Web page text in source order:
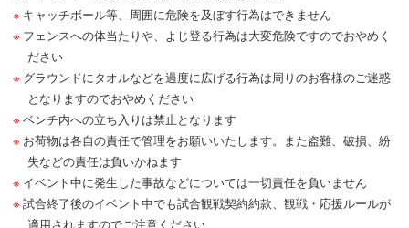
キャッチボール等、周囲に危険を及ぼす行為はできません
フェンスへの体当たりや、よじ登る行為は大変危険ですのでおやめく
ださい
グラウンドにタオルなどを過度に広げる行為は周りのお客様のご迷惑
となりますのでおやめください
ベンチ内への立ち入りは禁止となります
お荷物は各自の責任で管理をお願いいたします。また盗難、破損、紛
失などの責任は負いかねます
イベント中に発生した事故などについては一切責任を負いません
試合終了後のイベント中でも試合観戦契約約款、観戦・応援ルールが
適用されますのでご注意ください